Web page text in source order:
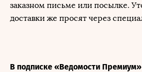
заказном письме или посылке.
доставки же просят через
В подписке «Ведомости Премиум»